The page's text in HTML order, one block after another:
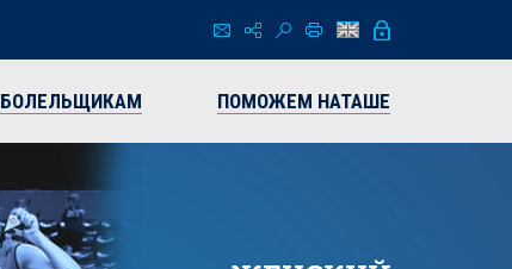
БОЛЕЛЬЩИКАМ ПОМОЖЕМ НАТАШЕ